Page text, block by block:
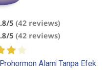
5(42 reviews)
5(42 reviews)
Alami Tanpa Efek